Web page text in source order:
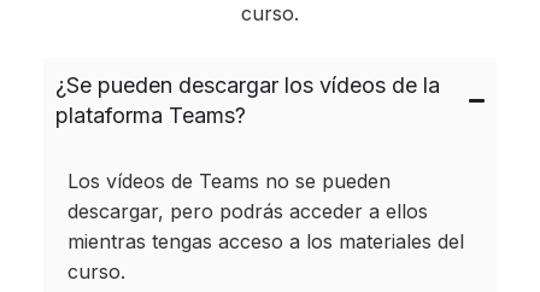
curso.
¿Se pueden descargar los vídeos de la
plataforma Teams?
Los vídeos de Teams no se pueden
descargar, pero podrás acceder a ellos
mientras tengas acceso a los materiales del
curso.